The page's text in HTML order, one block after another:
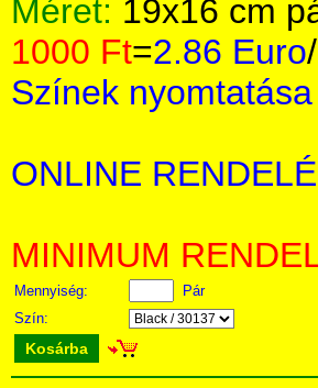
Méret: 19x16 cm
1000 Ft=2.86 Euro
Színek nyomtatása
ONLINE
MINIMUM
Mennyiség:
Pár
Szín:
Kosárba